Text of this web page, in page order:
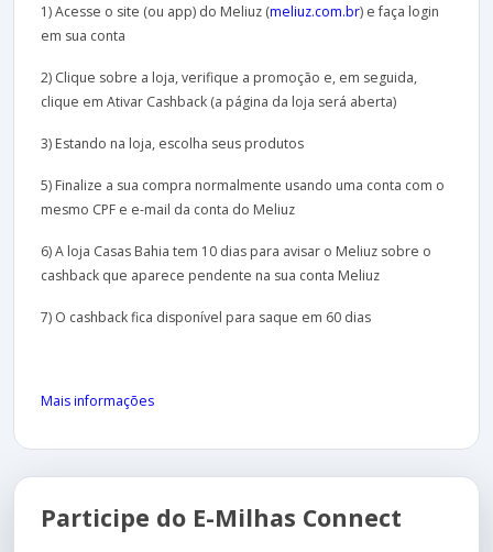
1) Acesse o site (ou app) do Meliuz (meliuz.com.br) e faça login
em sua conta
2) Clique sobre a loja, verifique a promoção e, em seguida,
clique em Ativar Cashback (a página da loja será aberta)
3) Estando na loja, escolha seus produtos
5) Finalize a sua compra normalmente usando uma conta com o
mesmo CPF e e-mail da conta do Meliuz
6) A loja Casas Bahia tem 10 dias para avisar o Meliuz sobre o
cashback que aparece pendente na sua conta Meliuz
7) O cashback fica disponível para saque em 60 dias
Mais informações
Participe do E-Milhas Connect